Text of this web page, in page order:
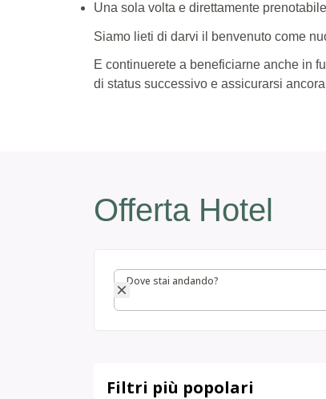
Una sola volta e direttamente
Siamo lieti di darvi il benvenuto come
E continuerete a beneficiarne anche in
di status successivo e assicurarsi
Offerta Hotel
Dove stai andando?
Dove stai andando?
Filtri più popolari